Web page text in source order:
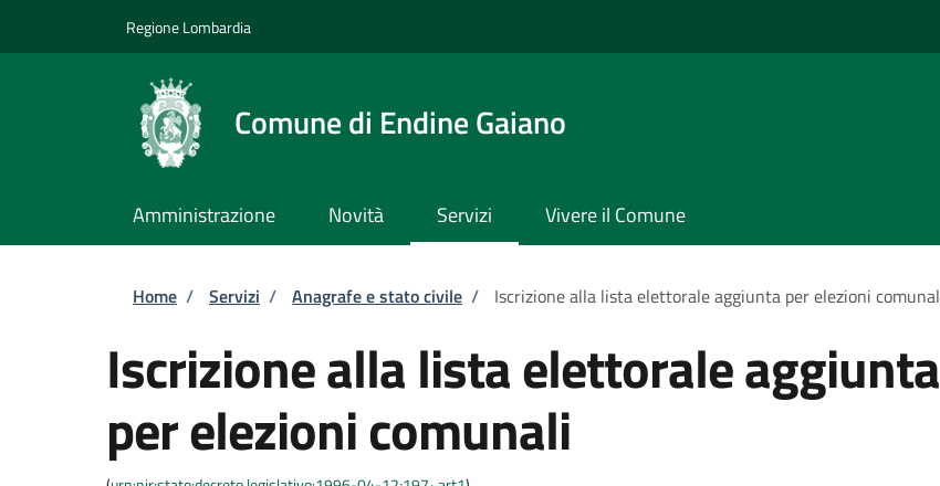
Regione Lombardia
Comune di Endine Gaiano
Amministrazione Novità Servizi Vivere il Comune
Briciole di pane
Home / Servizi / Anagrafe e stato civile / Iscrizione alla lista elettorale aggiunta per elezioni
Iscrizione alla lista elettorale aggiunta
per elezioni comunali